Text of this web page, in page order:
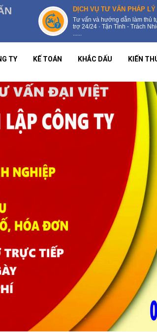
DỊCH VỤ TƯ VẤN PHÁP LÝ
Tư vấn và hướng dẫn làm thủ
trợ 24/24 · Tận Tình - Trách
......
TY KẾ TOÁN KHẮC DẤU KIẾN